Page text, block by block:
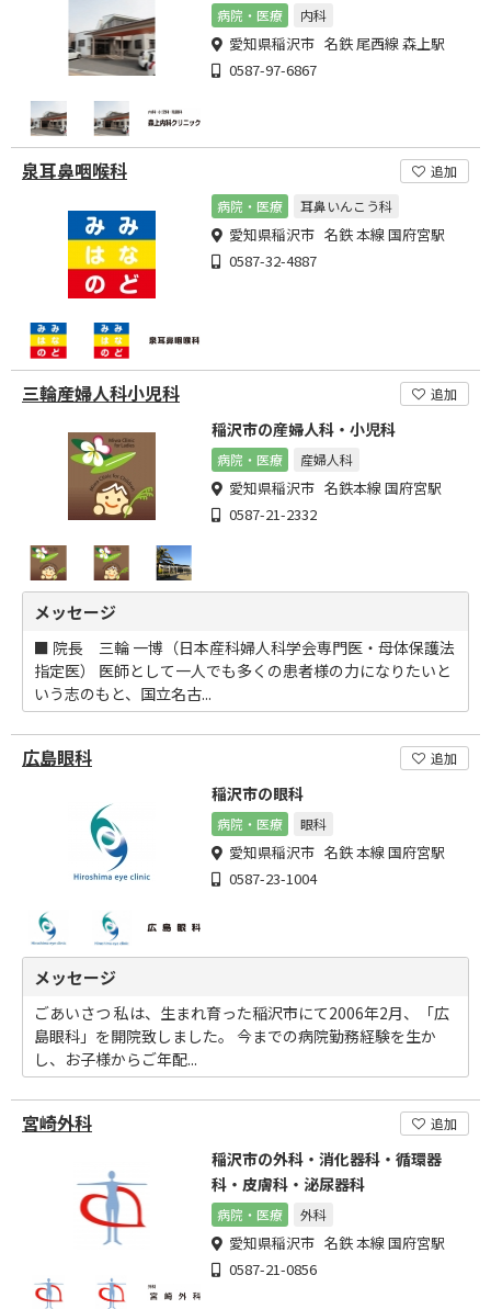
病院・医療 内科
愛知県稲沢市 名鉄 尾西線 森上駅
0587-97-6867
泉耳鼻咽喉科
追加
病院・医療
耳鼻いんこう科
愛知県稲沢市 名鉄 本線 国府宮駅
0587-32-4887
三輪産婦人科小児科 追加
稲沢市の産婦人科・小児科
病院・医療 産婦人科
愛知県稲沢市 名鉄本線 国府宮駅
0587-21-2332
メッセージ
■ 院長 三輪 一博（日本産科婦人科学会専門医・母体保護法
指定医） 医師として一人でも多くの患者様の力になりたいと
いう志のもと、国立名古...
広島眼科 追加
稲沢市の眼科
病院・医療 眼科
愛知県稲沢市 名鉄 本線 国府宮駅
0587-23-1004
メッセージ
ごあいさつ 私は、生まれ育った稲沢市にて2006年2月、「広
島眼科」を開院致しました。 今までの病院勤務経験を生か
し、お子様からご年配...
宮崎外科 追加
稲沢市の外科・消化器科・循環器
科・皮膚科・泌尿器科
病院・医療 外科
愛知県稲沢市 名鉄 本線 国府宮駅
0587-21-0856